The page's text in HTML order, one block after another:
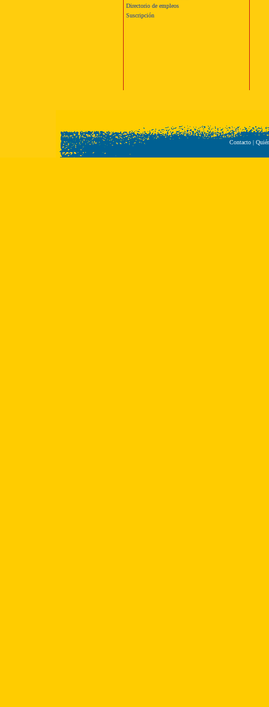
Directorio de empleos
Suscripción
Contacto|